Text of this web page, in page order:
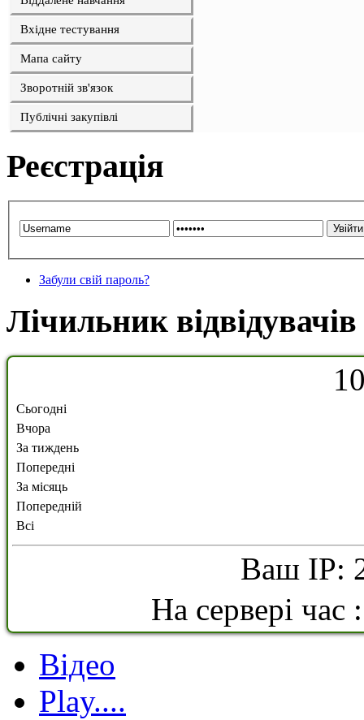
Вхідне тестування
Мапа сайту
Зворотній зв'язок
Публічні закупівлі
Реєстрація
Забули свій пароль?
Лічильник відвідувачів
1
Сьогодні
Вчора
За тиждень
Попередні
За місяць
Попередній
Всі
Ваш IP:
На сервері
Відео
Play....